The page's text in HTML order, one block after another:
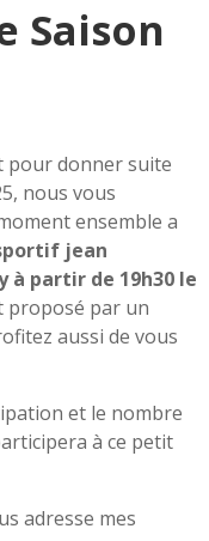
Saison
pour donner suite
nous vous
ensemble a
jean
à partir de 19h30 le
proposé par un
aussi de vous
et le nombre
à ce petit
adresse mes